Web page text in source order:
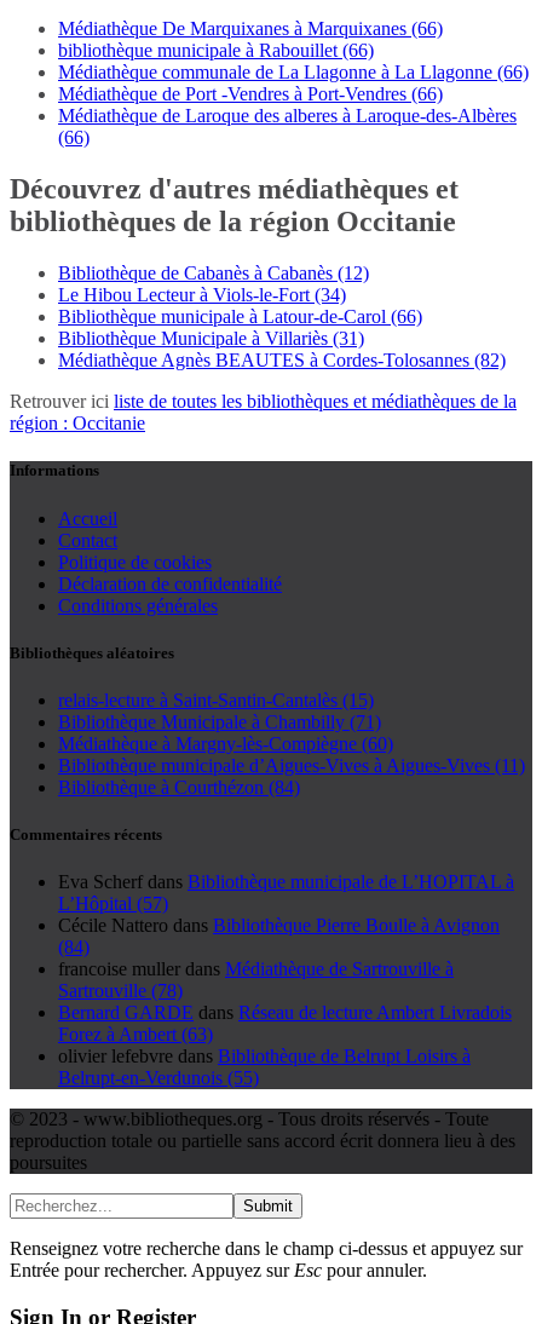
Médiathèque De Marquixanes à Marquixanes (66)
bibliothèque municipale à Rabouillet (66)
Médiathèque communale de La Llagonne à La Llagonne (66)
Médiathèque de Port -Vendres à Port-Vendres (66)
Médiathèque de Laroque des alberes à Laroque-des-Albères
(66)
Découvrez d'autres médiathèques et
bibliothèques de la région Occitanie
Bibliothèque de Cabanès à Cabanès (12)
Le Hibou Lecteur à Viols-le-Fort (34)
Bibliothèque municipale à Latour-de-Carol (66)
Bibliothèque Municipale à Villariès (31)
Médiathèque Agnès BEAUTES à Cordes-Tolosannes (82)
Retrouver ici liste de toutes les bibliothèques et médiathèques de la
région : Occitanie
Informations
Accueil
Contact
Politique de cookies
Déclaration de confidentialité
Conditions générales
Bibliothèques aléatoires
relais-lecture à Saint-Santin-Cantalès (15)
Bibliothèque Municipale à Chambilly (71)
Médiathèque à Margny-lès-Compiègne (60)
Bibliothèque municipale d’Aigues-Vives à Aigues-Vives (11)
Bibliothèque à Courthézon (84)
Commentaires récents
Eva Scherf dans Bibliothèque municipale de L’HOPITAL à
L’Hôpital (57)
Cécile Nattero dans Bibliothèque Pierre Boulle à Avignon
(84)
francoise muller dans Médiathèque de Sartrouville à
Sartrouville (78)
Bernard GARDE dans Réseau de lecture Ambert Livradois
Forez à Ambert (63)
olivier lefebvre dans Bibliothèque de Belrupt Loisirs à
Belrupt-en-Verdunois (55)
© 2023 - www.bibliotheques.org - Tous droits réservés - Toute
reproduction totale ou partielle sans accord écrit donnera lieu à des
poursuites
Submit
Renseignez votre recherche dans le champ ci-dessus et appuyez sur
Entrée pour rechercher. Appuyez sur Esc pour annuler.
Sign In or Register